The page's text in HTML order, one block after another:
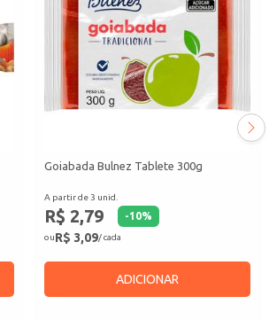
Goiabada Bulnez Tablete 300g
A partir de 3 unid.
R$ 2,79 -10%
ouR$ 3,09/ cada
ADICIONAR